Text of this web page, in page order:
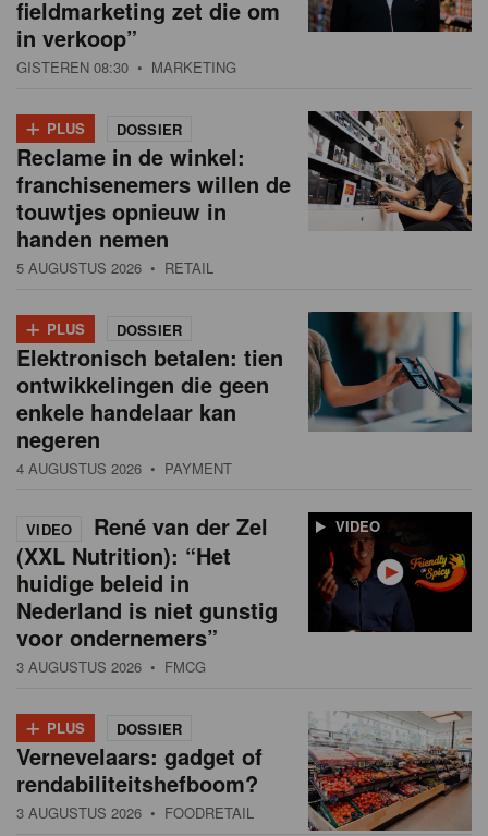
fieldmarketing zet die om
in verkoop”
GISTEREN 08:30 • MARKETING
+ PLUS DOSSIER
Reclame in de winkel:
franchisenemers willen de
touwtjes opnieuw in
handen nemen
5 AUGUSTUS 2026 • RETAIL
+ PLUS DOSSIER
Elektronisch betalen: tien
ontwikkelingen die geen
enkele handelaar kan
negeren
4 AUGUSTUS 2026 • PAYMENT
VIDEO
VIDEO
René van der Zel
(XXL Nutrition): “Het
huidige beleid in
Nederland is niet gunstig
voor ondernemers”
3 AUGUSTUS 2026 • FMCG
+ PLUS DOSSIER
Vernevelaars: gadget of
rendabiliteitshefboom?
3 AUGUSTUS 2026 • FOODRETAIL